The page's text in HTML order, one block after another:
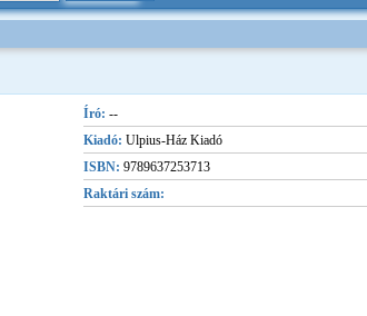
Író: --
Kiadó: Ulpius-Ház Kiadó
ISBN: 9789637253713
Raktári szám: